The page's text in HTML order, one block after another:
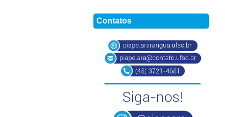
Contatos